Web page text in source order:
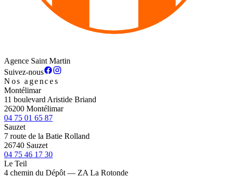
Agence Saint Martin
Suivez-nous
Nos agences
Montélimar
11 boulevard Aristide Briand
26200 Montélimar
04 75 01 65 87
Sauzet
7 route de la Batie Rolland
26740 Sauzet
04 75 46 17 30
Le Teil
4 chemin du Dépôt — ZA La Rotonde